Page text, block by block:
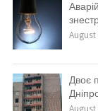
August
Двоє
August